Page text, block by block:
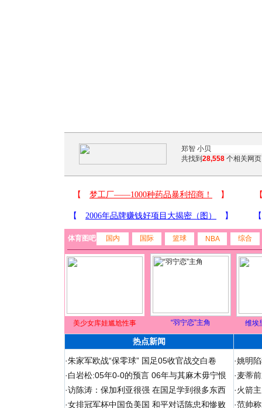
共找到 28,558 个相关网
体育图吧 国内 国际 篮球 NBA 综合
美少女库娃尴尬性事 “羽宁恋”主角 维埃
热点新闻
·朱家军欧战“保零球” 国足05收官战交白卷
·白岩松:05年0-0的预言 06年与其麻木毋宁恨
·访陈涛：保加利亚很强 在国足学到很多东西
·女排冠军杯中国负美国 和平对话陈忠和惨败
·姚明
·麦蒂
·火箭
·范帅